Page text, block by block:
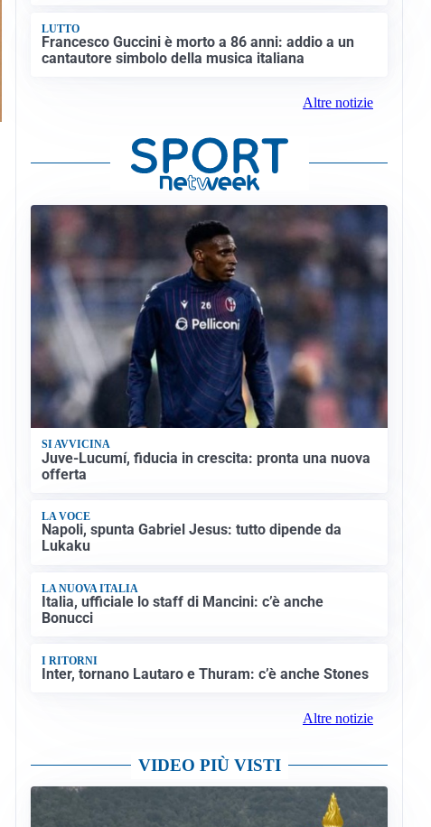
LUTTO
Francesco Guccini è morto a 86 anni: addio a un
cantautore simbolo della musica italiana
Altre notizie
SI AVVICINA
Juve-Lucumí, fiducia in crescita: pronta una nuova
offerta
LA VOCE
Napoli, spunta Gabriel Jesus: tutto dipende da
Lukaku
LA NUOVA ITALIA
Italia, ufficiale lo staff di Mancini: c’è anche
Bonucci
I RITORNI
Inter, tornano Lautaro e Thuram: c’è anche Stones
Altre notizie
VIDEO PIÙ VISTI